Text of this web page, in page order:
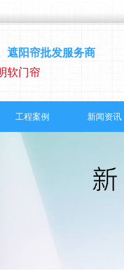
遮阳帘批发服务商
软门帘
工程案例 新闻资讯